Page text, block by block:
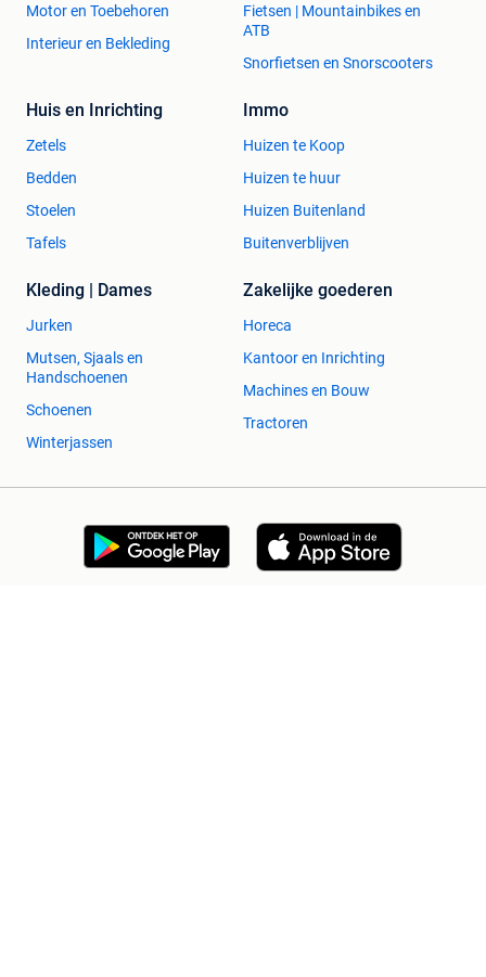
Motor en Toebehoren
Interieur en Bekleding
Fietsen | Mountainbikes en
ATB
Snorfietsen en Snorscooters
Huis en Inrichting
Zetels
Bedden
Stoelen
Tafels
Immo
Huizen te Koop
Huizen te huur
Huizen Buitenland
Buitenverblijven
Kleding | Dames
Jurken
Mutsen, Sjaals en
Handschoenen
Schoenen
Winterjassen
Zakelijke goederen
Horeca
Kantoor en Inrichting
Machines en Bouw
Tractoren